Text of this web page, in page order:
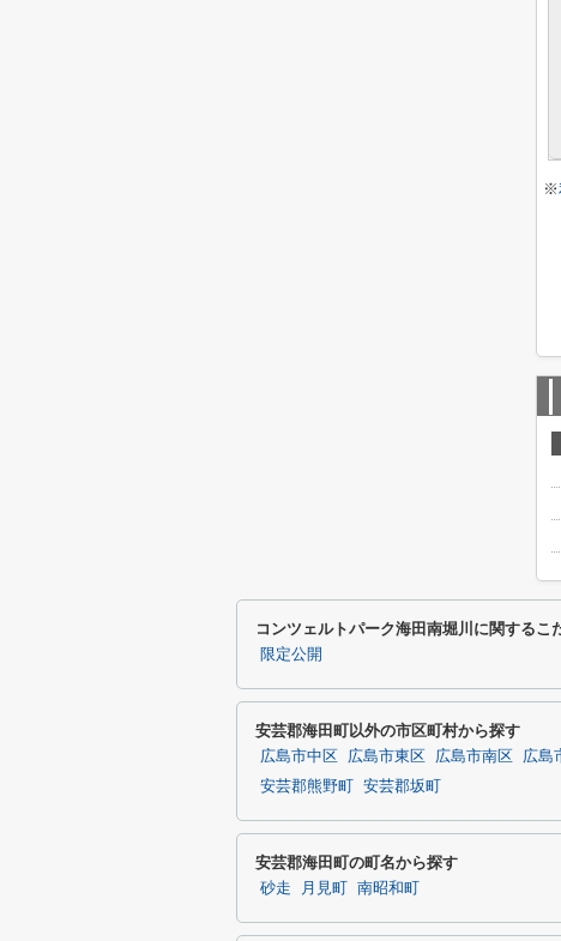
※
コンツェルトパーク海田南堀川に関するこ
限定公開
安芸郡海田町以外の市区町村から探す
広島市中区 広島市東区 広島市南区 広島
安芸郡熊野町
安芸郡坂町
安芸郡海田町の町名から探す
砂走 月見町 南昭和町